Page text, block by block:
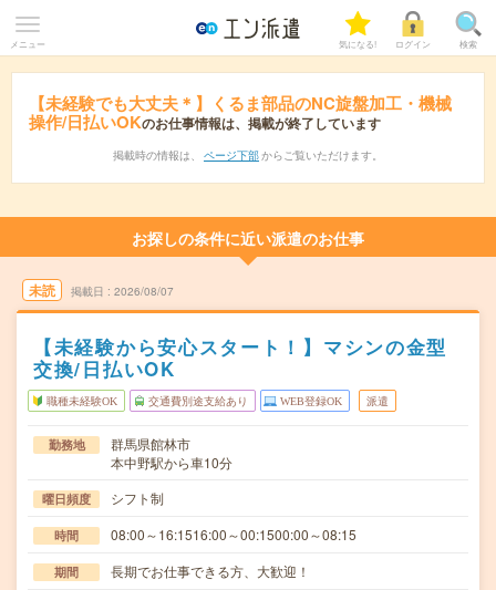
メニュー 気になる! ログイン 検索
【未経験でも大丈夫＊】くるま部品のNC旋盤加工・機械
操作/日払いOKのお仕事情報は、掲載が終了しています
掲載時の情報は、 ページ下部 からご覧いただけます。
お探しの条件に近い派遣のお仕事
未読 掲載日 2026/08/07
【未経験から安心スタート！】マシンの金型
交換/日払いOK
職種未経験OK 交通費別途支給あり WEB登録OK 派遣
勤務地
群馬県館林市
本中野駅から車10分
曜日頻度 シフト制
時間 08:00～16:1516:00～00:1500:00～08:15
期間 長期でお仕事できる方、大歓迎！